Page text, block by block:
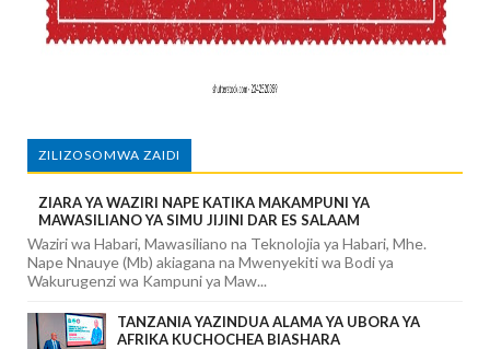
ZILIZOSOMWA ZAIDI
ZIARA YA WAZIRI NAPE KATIKA MAKAMPUNI YA
MAWASILIANO YA SIMU JIJINI DAR ES SALAAM
Waziri wa Habari, Mawasiliano na Teknolojia ya Habari, Mhe.
Nape Nnauye (Mb) akiagana na Mwenyekiti wa Bodi ya
Wakurugenzi wa Kampuni ya Maw...
TANZANIA YAZINDUA ALAMA YA UBORA YA
AFRIKA KUCHOCHEA BIASHARA